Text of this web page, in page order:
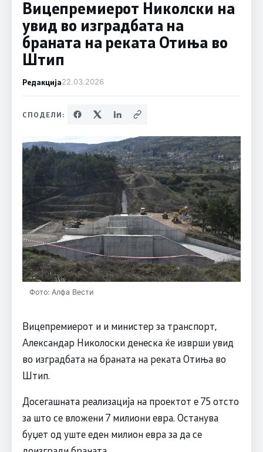
Вицепремиерот Николски на
увид во изградбата на
браната на реката Отиња во
Штип
Редакција22.03.2026
СПОДЕЛИ:
Фото: Алфа Вести
Вицепремиерот и и министер за транспорт,
Александар Николоски денеска ќе изврши увид
во изградбата на браната на реката Отиња во
Штип.
Досегашната реализација на проектот е 75 отсто
за што се вложени 7 милиони евра. Останува
буџет од уште еден милион евра за да се